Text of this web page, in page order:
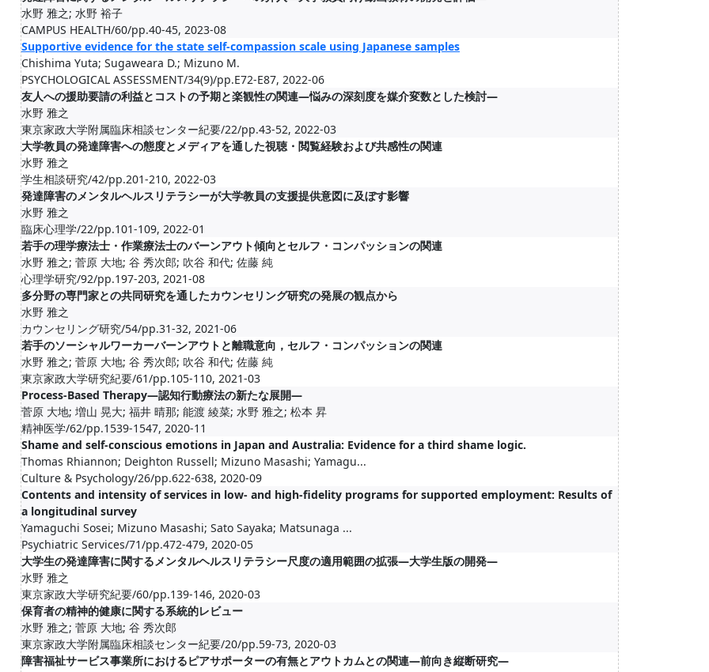
水野 雅之; 水野 裕子
CAMPUS HEALTH/60/pp.40-45, 2023-08
Supportive evidence for the state self-compassion scale using Japanese samples
Chishima Yuta; Sugaweara D.; Mizuno M.
PSYCHOLOGICAL ASSESSMENT/34(9)/pp.E72-E87, 2022-06
友人への援助要請の利益とコストの予期と楽観性の関連―悩みの深刻度を媒介変数とした検討―
水野 雅之
東京家政大学附属臨床相談センター紀要/22/pp.43-52, 2022-03
大学教員の発達障害への態度とメディアを通した視聴・閲覧経験および共感性の関連
水野 雅之
学生相談研究/42/pp.201-210, 2022-03
発達障害のメンタルヘルスリテラシーが大学教員の支援提供意図に及ぼす影響
水野 雅之
臨床心理学/22/pp.101-109, 2022-01
若手の理学療法士・作業療法士のバーンアウト傾向とセルフ・コンパッションの関連
水野 雅之; 菅原 大地; 谷 秀次郎; 吹谷 和代; 佐藤 純
心理学研究/92/pp.197-203, 2021-08
多分野の専門家との共同研究を通したカウンセリング研究の発展の観点から
水野 雅之
カウンセリング研究/54/pp.31-32, 2021-06
若手のソーシャルワーカーバーンアウトと離職意向，セルフ・コンパッションの関連
水野 雅之; 菅原 大地; 谷 秀次郎; 吹谷 和代; 佐藤 純
東京家政大学研究紀要/61/pp.105-110, 2021-03
Process-Based Therapy―認知行動療法の新たな展開―
菅原 大地; 増山 晃大; 福井 晴那; 能渡 綾菜; 水野 雅之; 松本 昇
精神医学/62/pp.1539-1547, 2020-11
Shame and self-conscious emotions in Japan and Australia: Evidence for a third shame logic.
Thomas Rhiannon; Deighton Russell; Mizuno Masashi; Yamagu...
Culture & Psychology/26/pp.622-638, 2020-09
Contents and intensity of services in low- and high-fidelity programs for supported employment: Results of
a longitudinal survey
Yamaguchi Sosei; Mizuno Masashi; Sato Sayaka; Matsunaga ...
Psychiatric Services/71/pp.472-479, 2020-05
大学生の発達障害に関するメンタルヘルスリテラシー尺度の適用範囲の拡張―大学生版の開発―
水野 雅之
東京家政大学研究紀要/60/pp.139-146, 2020-03
保育者の精神的健康に関する系統的レビュー
水野 雅之; 菅原 大地; 谷 秀次郎
東京家政大学附属臨床相談センター紀要/20/pp.59-73, 2020-03
障害福祉サービス事業所におけるピアサポーターの有無とアウトカムとの関連―前向き縦断研究―